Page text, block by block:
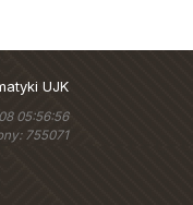
UJK
05:56:56
755071